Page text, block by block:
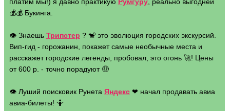
💰💰 Букинга.
👁 Знаешь Трипстер ? 🐒 это эволюция городских экскурсий.
Вип-гид - горожанин, покажет самые необычные места и
расскажет городские легенды, пробовал, это огонь 🚀! Цены
от 600 р. - точно порадуют 🤑
👁 Луший поисковик Рунета Яндекс ❤ начал продавать авиа
авиа-билеты! 🤷